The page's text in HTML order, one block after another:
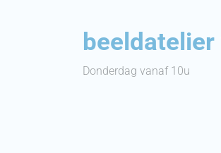
Donderdag vanaf 10u